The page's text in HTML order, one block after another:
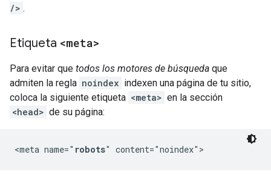
/> .
Etiqueta <meta>
Para evitar que todos los motores de búsqueda que
admiten la regla noindex indexen una página de tu sitio,
coloca la siguiente etiqueta <meta> en la sección
<head> de su página:
<meta name=" robots" content="noindex">